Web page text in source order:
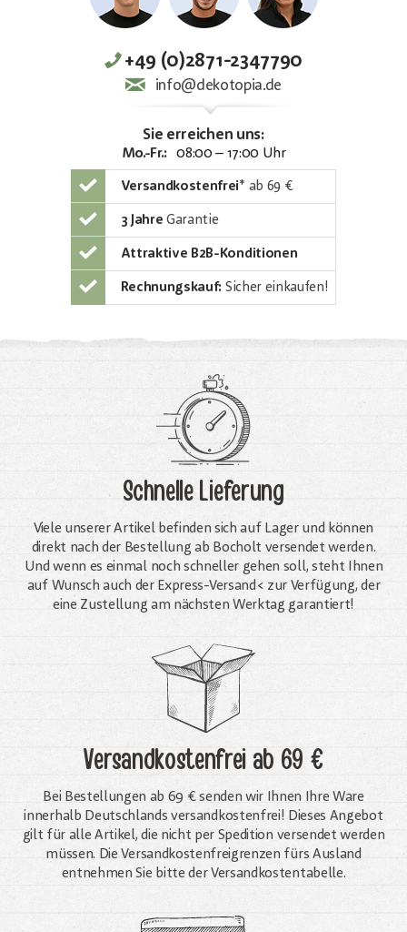
+49 (0)2871-2347790
info@dekotopia.de
Sie erreichen uns:
Mo.-Fr.: 08:00 – 17:00 Uhr
Versandkostenfrei* ab 69 €
3 Jahre Garantie
Attraktive B2B-Konditionen
Rechnungskauf: Sicher einkaufen!
Schnelle Lieferung
Viele unserer Artikel befinden sich auf Lager und können
direkt nach der Bestellung ab Bocholt versendet werden.
Und wenn es einmal noch schneller gehen soll, steht Ihnen
auf Wunsch auch der Express-Versand< zur Verfügung, der
eine Zustellung am nächsten Werktag garantiert!
Versandkostenfreiab 69 €
Bei Bestellungen ab 69 € senden wir Ihnen Ihre Ware
innerhalb Deutschlands versandkostenfrei! Dieses Angebot
gilt für alle Artikel, die nicht per Spedition versendet werden
müssen. Die Versandkosten­freigrenzen fürs Ausland
entnehmen Sie bitte der Versandkostentabelle.